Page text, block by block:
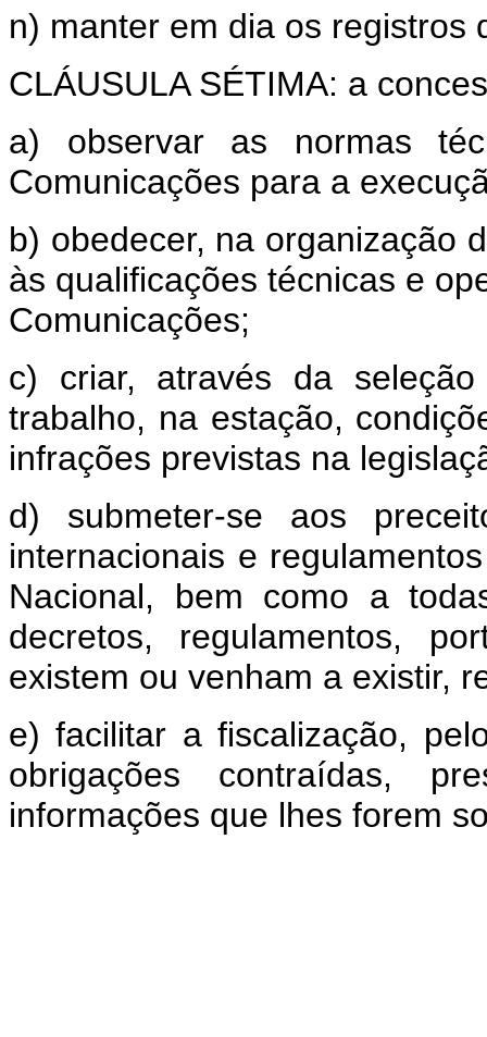
n) manter em dia os registros
CLÁUSULA SÉTIMA: a
a) observar as normas
Comunicações para a
b) obedecer, na organização
às qualificações técnicas e
Comunicações;
c) criar, através da
trabalho, na estação,
infrações previstas na
d) submeter-se aos
internacionais e
Nacional, bem como a
decretos, regulamentos,
existem ou venham a existir,
e) facilitar a fiscalização,
obrigações contraídas,
informações que lhes forem